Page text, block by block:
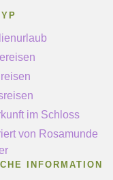
im Schloss
von Rosamunde
INFORMATION